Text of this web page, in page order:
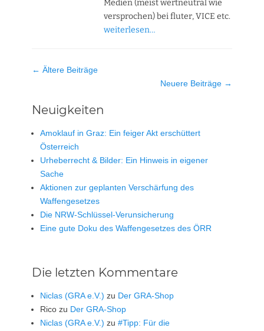
Medien (meist wertneutral wie
versprochen) bei fluter, VICE etc.
weiterlesen…
Beitrag-
← Ältere Beiträge
Neuere Beiträge →
Neuigkeiten
Amoklauf in Graz: Ein feiger Akt erschüttert
Österreich
Urheberrecht & Bilder: Ein Hinweis in eigener
Sache
Aktionen zur geplanten Verschärfung des
Waffengesetzes
Die NRW-Schlüssel-Verunsicherung
Eine gute Doku des Waffengesetzes des ÖRR
Die letzten Kommentare
Niclas (GRA e.V.) zu Der GRA-Shop
Rico zu Der GRA-Shop
Niclas (GRA e.V.) zu #Tipp: Für die